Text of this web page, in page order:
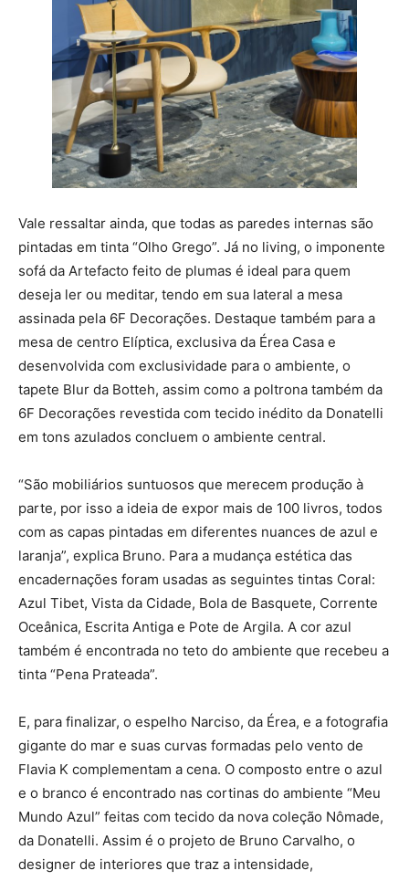
Vale ressaltar ainda, que todas as paredes internas são
pintadas em tinta “Olho Grego”. Já no living, o imponente
sofá da Artefacto feito de plumas é ideal para quem
deseja ler ou meditar, tendo em sua lateral a mesa
assinada pela 6F Decorações. Destaque também para a
mesa de centro Elíptica, exclusiva da Érea Casa e
desenvolvida com exclusividade para o ambiente, o
tapete Blur da Botteh, assim como a poltrona também da
6F Decorações revestida com tecido inédito da Donatelli
em tons azulados concluem o ambiente central.
“São mobiliários suntuosos que merecem produção à
parte, por isso a ideia de expor mais de 100 livros, todos
com as capas pintadas em diferentes nuances de azul e
laranja”, explica Bruno. Para a mudança estética das
encadernações foram usadas as seguintes tintas Coral:
Azul Tibet, Vista da Cidade, Bola de Basquete, Corrente
Oceânica, Escrita Antiga e Pote de Argila. A cor azul
também é encontrada no teto do ambiente que recebeu a
tinta “Pena Prateada”.
E, para finalizar, o espelho Narciso, da Érea, e a fotografia
gigante do mar e suas curvas formadas pelo vento de
Flavia K complementam a cena. O composto entre o azul
e o branco é encontrado nas cortinas do ambiente “Meu
Mundo Azul” feitas com tecido da nova coleção Nômade,
da Donatelli. Assim é o projeto de Bruno Carvalho, o
designer de interiores que traz a intensidade,